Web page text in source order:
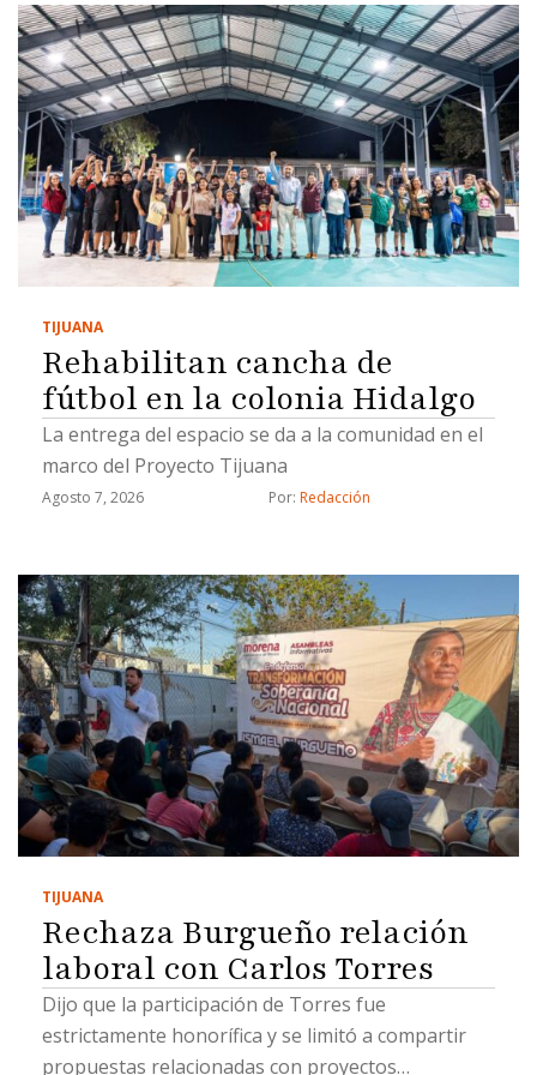
TIJUANA
Rehabilitan cancha de
fútbol en la colonia Hidalgo
La entrega del espacio se da a la comunidad en el
marco del Proyecto Tijuana
Agosto 7, 2026 Por: Redacción
TIJUANA
Rechaza Burgueño relación
laboral con Carlos Torres
Dijo que la participación de Torres fue
estrictamente honorífica y se limitó a compartir
propuestas relacionadas con proyectos